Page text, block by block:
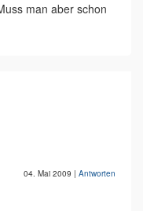
man aber schon
04. Mai 2009 | Antworten